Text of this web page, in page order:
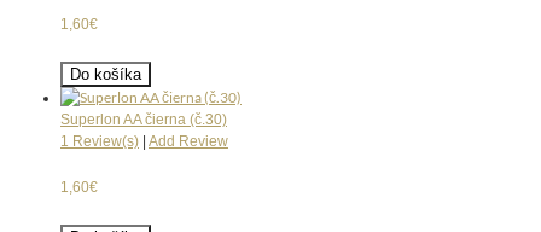
1,60€
Do košíka
Superlon AA čierna (č.30)
1 Review(s) Add Review
1,60€